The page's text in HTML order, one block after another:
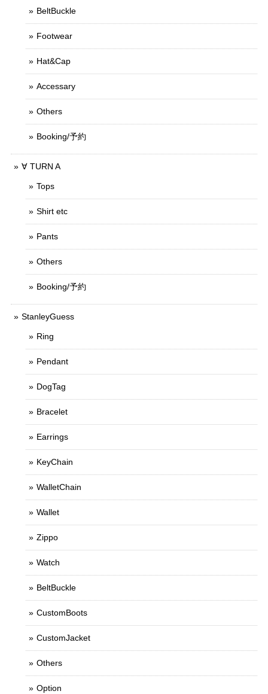
BeltBuckle
Footwear
Hat&Cap
Accessary
Others
Booking/予約
∀ TURN A
Tops
Shirt etc
Pants
Others
Booking/予約
StanleyGuess
Ring
Pendant
DogTag
Bracelet
Earrings
KeyChain
WalletChain
Wallet
Zippo
Watch
BeltBuckle
CustomBoots
CustomJacket
Others
Option